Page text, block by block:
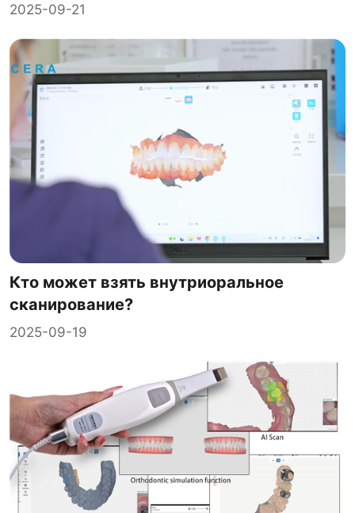
2025-09-21
Кто может взять внутриоральное
сканирование?
2025-09-19